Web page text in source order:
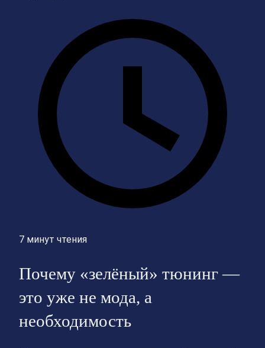
7 минут чтения
Почему «зелёный» тюнинг —
это уже не мода, а
необходимость